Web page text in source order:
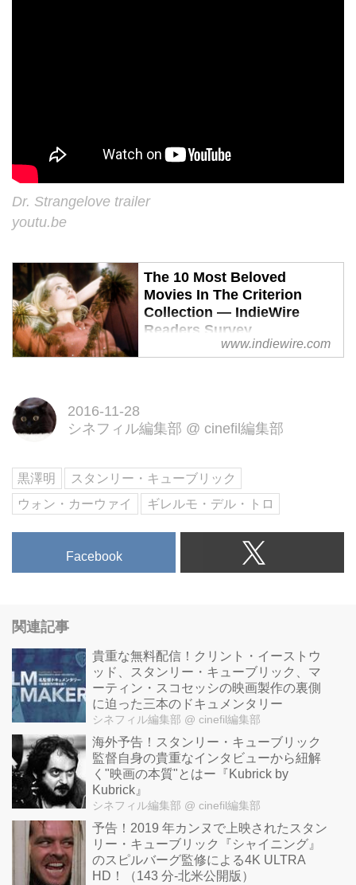
Dr. Strangelove trailer
youtu.be
The 10 Most Beloved
Movies In The Criterion
Collection — IndieWire
Readers Survey
We asked IndieWire readers to
www.indiewire.com
2016-11-28
シネフィル編集部 @ cinefil編集部
黒澤明
スタンリー・キューブリック
ウォン・カーウァイ
ギレルモ・デル・トロ
Facebook
関連記事
貴重な無料配信！クリント・イーストウ
ッド、スタンリー・キューブリック、マ
ーティン・スコセッシの映画製作の裏側
に迫った三本のドキュメンタリー
シネフィル編集部 @ cinefil編集部
海外予告！スタンリー・キューブリック
監督自身の貴重なインタビューから紐解
く"映画の本質"とはー『Kubrick by
Kubrick』
シネフィル編集部 @ cinefil編集部
予告！2019 年カンヌで上映されたスタン
リー・キューブリック『シャイニング』
のスピルバーグ監修による4K ULTRA
HD！（143 分-北米公開版）